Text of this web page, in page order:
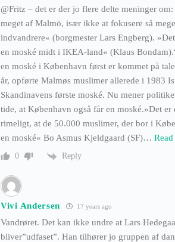
@Fritz – det er der jo flere delte meninger
meget af Malmö, især ikke at fokusere så
indvandrere« (borgmester Lars Engberg).
en moské midt i IKEA-land« (Klaus
en moské i København først er kommet på
år, opførte Malmøs muslimer allerede i 1983
Skandinavens første moské. Nu mener
tide, at København også får en moské.»Det er
rimeligt, at de 50.000 muslimer, der bor i
en moské« Bo Asmus Kjeldgaard (SF)…
0 Reply
Vivi Andersen 17 years ago
Vandrøret. Det kan ikke undre at Lars
bliver”udfaset”. Han tilhører jo gruppen af